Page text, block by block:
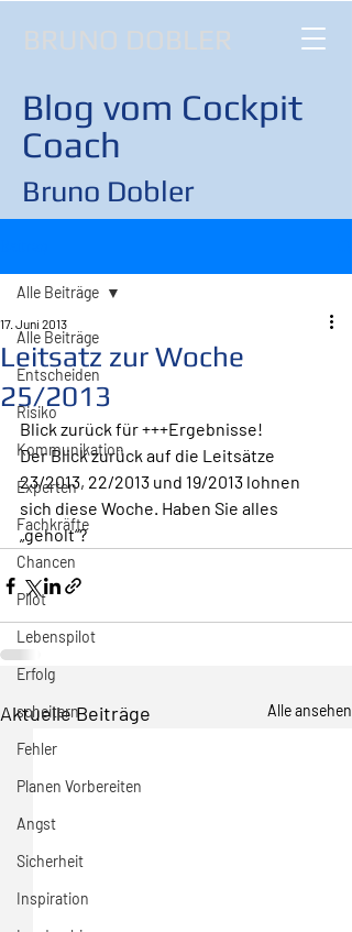
BRUNO DOBLER
Blog vom Cockpit
Coach
Bruno Dobler
Alle Beiträge
Entscheiden
Risiko
Kommunikation
Experten
Fachkräfte
Chancen
Pilot
Lebenspilot
Erfolg
scheitern
Fehler
Planen Vorbereiten
Angst
Sicherheit
Inspiration
Alle Beiträge
Leitsatz zur Woche
25/2013
17. Juni 2013
Blick zurück für +++Ergebnisse!
Der Blick zurück auf die Leitsätze
23/2013, 22/2013 und 19/2013 lohnen
sich diese Woche. Haben Sie alles
„geholt“?
Aktuelle Beiträge Alle ansehen